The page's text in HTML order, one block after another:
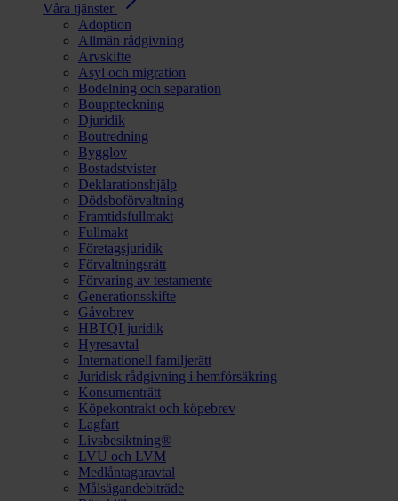
Våra tjänster
Adoption
Allmän rådgivning
Arvskifte
Asyl och migration
Bodelning och separation
Bouppteckning
Djuridik
Boutredning
Bygglov
Bostadstvister
Deklarationshjälp
Dödsboförvaltning
Framtidsfullmakt
Fullmakt
Företagsjuridik
Förvaltningsrätt
Förvaring av testamente
Generationsskifte
Gåvobrev
HBTQI-juridik
Hyresavtal
Internationell familjerätt
Juridisk rådgivning i hemförsäkring
Konsumenträtt
Köpekontrakt och köpebrev
Lagfart
Livsbesiktning®
LVU och LVM
Medlåntagaravtal
Målsägandebiträde